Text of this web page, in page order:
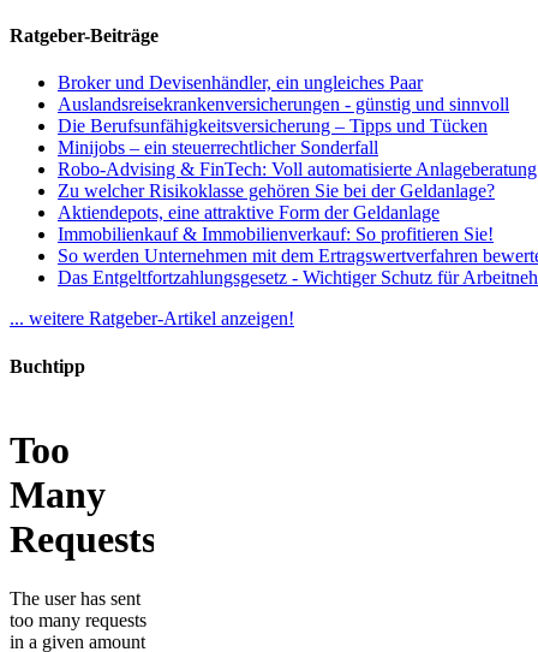
Ratgeber-Beiträge
Broker und Devisenhändler, ein ungleiches Paar
Auslandsreisekrankenversicherungen - günstig und sinnvoll
Die Berufsunfähigkeitsversicherung – Tipps und Tücken
Minijobs – ein steuerrechtlicher Sonderfall
Robo-Advising & FinTech: Voll automatisierte Anlageberatung
Zu welcher Risikoklasse gehören Sie bei der Geldanlage?
Aktiendepots, eine attraktive Form der Geldanlage
Immobilienkauf & Immobilienverkauf: So profitieren Sie!
So werden Unternehmen mit dem Ertragswertverfahren
Das Entgeltfortzahlungsgesetz - Wichtiger Schutz für
... weitere Ratgeber-Artikel anzeigen!
Buchtipp